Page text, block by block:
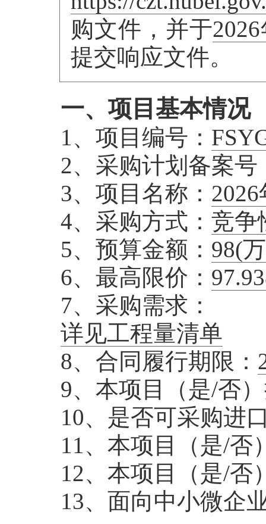
购文件，并于
提交响应文件。
一、项目基本情况
1、项目编号：
2、采购计划备案号
3、项目名称：
4、采购方式： 竞争
5、预算金额： 98(
6、最高限价：
7、采购需求：
详见工程量清单
8、合同履行期限：
9、本项目（是/否
10、是否可采购进
11、本项目（是/否
12、本项目（是/否
13、面向中小微企